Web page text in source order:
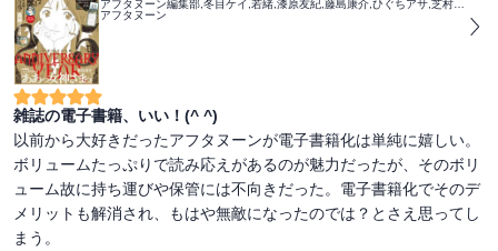
アフタヌーン
雑誌の電子書籍、いい！(^ ^)
以前から大好きだったアフタヌーンが電子書籍化は単純に嬉しい。
ボリュームたっぷりで読み応えがあるのが魅力だったが、そのボリ
ューム故に持ち運びや保管には不向きだった。電子書籍化でそのデ
メリットも解消され、もはや無敵になったのでは？とさえ思ってし
まう。